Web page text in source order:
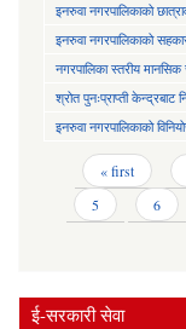
इनरुवा नगरपालिकाको
इनरुवा नगरपालिकाको
नगरपालिका स्तरीय
श्रोत पुनःप्राप्ती केन्द्रबाट
इनरुवा नगरपालिकाको
Pages « first
5
6
ई-सरकारी सेवा